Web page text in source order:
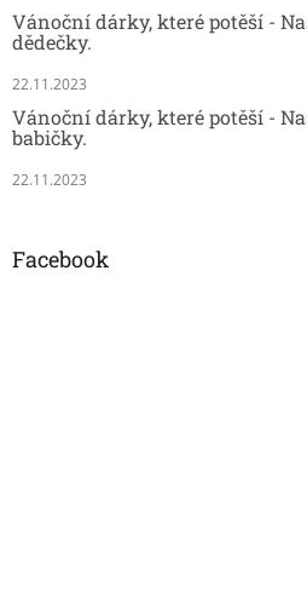
Vánoční dárky, které potěší -
dědečky.
22.11.2023
Vánoční dárky, které potěší -
babičky.
22.11.2023
Facebook